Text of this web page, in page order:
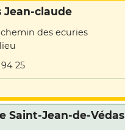
Jean-claude
des ecuries
25
Saint-Jean-de-Védas